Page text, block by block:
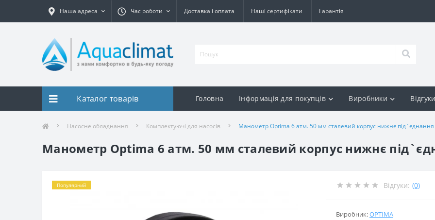
Наша адреса Час роботи Доставка і оплата Наші сертифікати Гарантія
Каталог товарів Головна Інформація для покупців Виробники Відгуки
Насосне обладнання Комплектуючі для насосів Манометр Optima 6 атм. 50 мм сталевий корпус нижнє під`єднання
Манометр Optima 6 атм. 50 мм сталевий корпус нижнє
Популярний Відгуки: (0)
Виробник:OPTIMA